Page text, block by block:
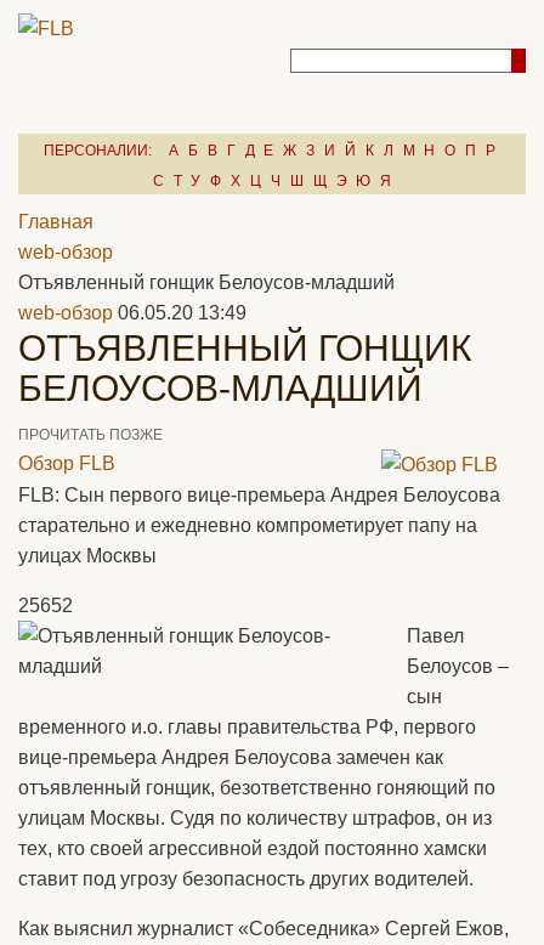
ПЕРСОНАЛИИ: А Б В Г Д Е Ж З И Й К Л М Н О П
Р
С
Т У Ф Х Ц Ч Ш Щ Э Ю Я
Главная
web-обзор
Отъявленный гонщик Белоусов-младший
web-обзор 06.05.20 13:49
ОТЪЯВЛЕННЫЙ ГОНЩИК
БЕЛОУСОВ-МЛАДШИЙ
ПРОЧИТАТЬ ПОЗЖЕ
Обзор FLB
FLB: Сын первого вице-премьера Андрея Белоусова
старательно и ежедневно компрометирует папу на
улицах Москвы
25652
Павел
Белоусов –
сын
временного и.о. главы правительства РФ, первого
вице-премьера Андрея Белоусова замечен как
отъявленный гонщик, безответственно гоняющий по
улицам Москвы. Судя по количеству штрафов, он из
тех, кто своей агрессивной ездой постоянно хамски
ставит под угрозу безопасность других водителей.
Как выяснил журналист «Собеседника» Сергей Ежов,